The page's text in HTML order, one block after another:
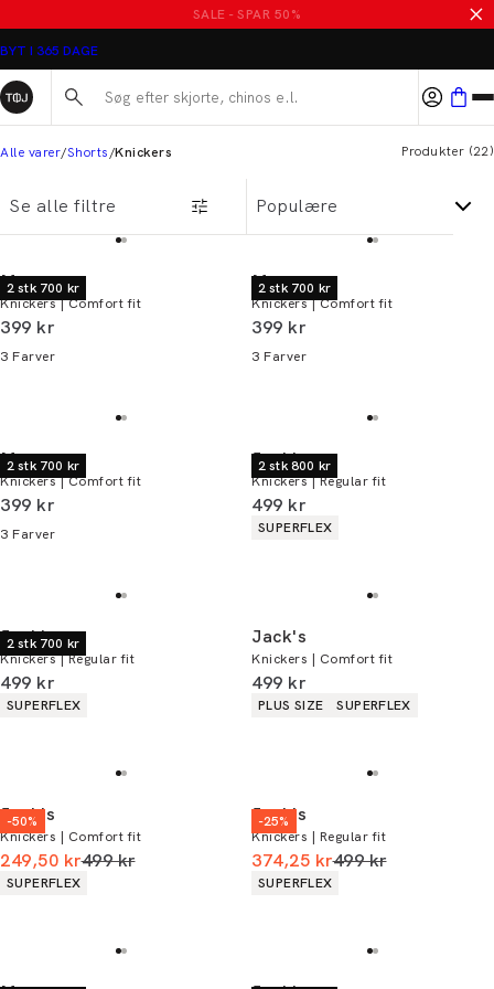
SALE - SPAR 50%
BYT I 365 DAGE
Søg her...
Alle varer Shorts Knickers Produkter (22)
Se alle filtre
2 stk 700 kr
Morgan
Knickers | Comfort fit
I alt (inkl. rabat)
399 kr
3 Farver
2 stk 700 kr
Morgan
Knickers | Comfort fit
I alt (inkl. rabat)
399 kr
3 Farver
2 stk 700 kr
Morgan
Knickers | Comfort fit
I alt (inkl. rabat)
399 kr
3 Farver
2 stk 800 kr
Jack's
Knickers | Regular fit
I alt (inkl. rabat)
499 kr
Produkt egenskaber
SUPERFLEX
2 stk 700 kr
Jack's
Knickers | Regular fit
I alt (inkl. rabat)
499 kr
Produkt egenskaber
SUPERFLEX
Jack's
Knickers | Comfort fit
I alt (inkl. rabat)
499 kr
Produkt egenskaber
PLUS SIZE SUPERFLEX
-50%
Jack's
Knickers | Comfort fit
249,50 krI alt (uden rabat)
499 kr
Produkt egenskaber
SUPERFLEX
-25%
Jack's
Knickers | Regular fit
374,25 krI alt (uden rabat)
499 kr
Produkt egenskaber
SUPERFLEX